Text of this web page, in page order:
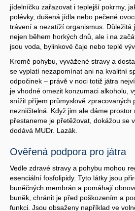
jídelníčku zařazovat i teplejší pokrmy,
polévky, dušená jídla nebo pečené
trávení a nezatíží organismus. Důležitá
nejen během horkých dnů, ale i na
jsou voda, bylinkové čaje nebo teplé
Kromě pohybu, vyvážené stravy a
se vyplatí nezapomínat ani na kvalitní
odpočinek – právě v noci totiž játra
je vhodné omezit konzumaci alkoholu,
snížit příjem průmyslově zpracovaných
nezničitelná. Když jim ale dáme prostor
přestaneme je přetěžovat, dokážou se
dodává MUDr. Lazák.
Ověřená podpora pro játra
Vedle zdravé stravy a pohybu mohou
esenciální fosfolipidy. Tyto látky jsou
buněčných membrán a pomáhají
buněk, chránit je před poškozením a
funkci. Jsou obsaženy například ve